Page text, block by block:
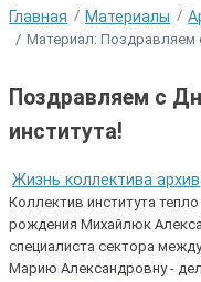
Главная Материалы
Материал: Поздравляем
Поздравляем с
института!
Жизнь коллектива архив
Коллектив института
рождения Михайлюк
специалиста сектора
Марию Александровну -